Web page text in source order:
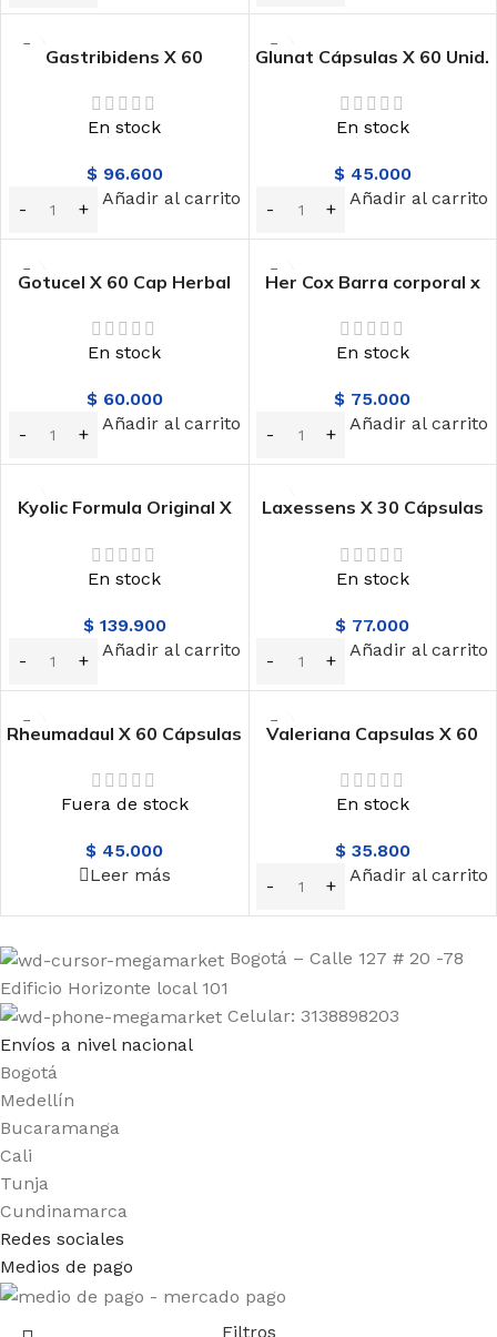
Gastribidens X 60
En stock
$96.600
Añadir al carrito
Glunat Cápsulas X 60 Unid.
En stock
$45.000
Añadir al carrito
Gotucel X 60 Cap Herbal
En stock
$60.000
Añadir al carrito
Her Cox Barra corporal x
En stock
$ 75.000
Añadir al carrito
Kyolic Formula Original X
Trade
En stock
$139.900
Añadir al carrito
Laxessens X 30 Cápsulas
En stock
$ 77.000
Añadir al carrito
Rheumadaul X 60 Cápsulas
Fuera de stock
$ 45.000
Leer más
Valeriana Capsulas X 60
En stock
$35.800
Añadir al carrito
Bogotá – Calle 127 # 20 -78
Edificio Horizonte local 101
Celular: 3138898203
Envíos a nivel nacional
Bogotá
Medellín
Bucaramanga
Cali
Tunja
Cundinamarca
Redes sociales
Medios de pago
Filtros